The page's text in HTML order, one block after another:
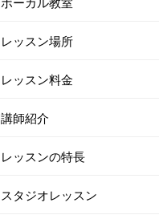
レッスン場所
レッスン料金
講師紹介
レッスンの特長
スタジオレッスン